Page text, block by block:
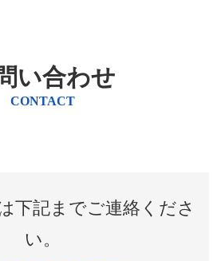
い合わせ
CONTACT
下記までご連絡くださ
い。